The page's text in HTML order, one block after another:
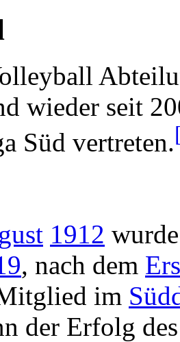
wieder seit
Süd vertreten.
1912
, nach dem
im
der Erfolg